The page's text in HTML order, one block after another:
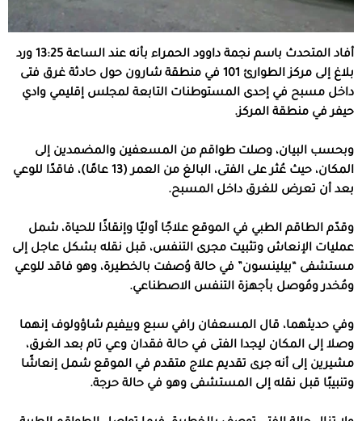
أفاد المتحدث باسم نجمة داوود الحمراء بأنه عند الساعة 13:25 ورد
بلاغ إلى مركز الطوارئ 101 في منطقة شارون حول حادثة غرق فتى
داخل مسبح في إحدى المستوطنات التابعة لمجلس إقليمي وادي
حيفر في منطقة المركز.
وبحسب البيان، وصلت طواقم من المسعفين والمضمدين إلى
المكان، حيث عُثر على الفتى، البالغ من العمر (13 عامًا)، فاقدًا للوعي
بعد أن تعرض للغرق داخل المسبح.
وقدّم الطاقم الطبي في الموقع علاجًا أوليًا وإنقاذًا للحياة، شمل
عمليات الإنعاش وتثبيت مجرى التنفس، قبل نقله بشكل عاجل إلى
مستشفى “بيلينسون” في حالة وُصفت بالخطيرة، وهو فاقد للوعي
ومُخدر ومُوصل بأجهزة التنفس الاصطناعي.
وفي حديثهما، قال المسعفان رافي سبع وييفيم شاؤولوف إنهما
وصلا إلى المكان ليجدا الفتى في حالة فقدان وعي تام بعد الغرق،
مشيرين إلى أنه جرى تقديم علاج متقدم في الموقع شمل إنعاشًا
وتنبيبًا قبل نقله إلى المستشفى وهو في حالة حرجة.